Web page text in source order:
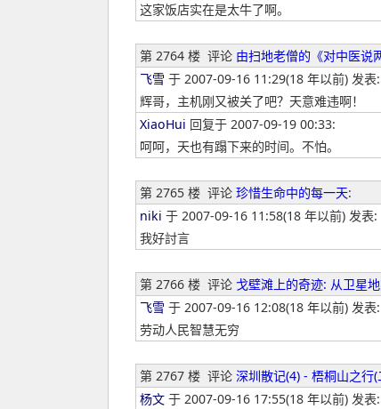
这家饭店实在是太牛了啊。
第 2764 楼 评论 由扫地老僧的《对中医说
飞雪 于 2007-09-16 11:29(18 年以前) 发表:
辉哥，主机刚又被关了吧？天意难违啊！
XiaoHui 回复于 2007-09-19 00:33:
呵呵，天也有蹋下来的时间。不怕。
第 2765 楼 评论 珍惜生命中的每一天:
niki 于 2007-09-16 11:58(18 年以前) 发表:
我好討言
第 2766 楼 评论 戈壁滩上的奇迹: 从卫星
飞雪 于 2007-09-16 12:08(18 年以前) 发表:
劳动人民智慧无穷
第 2767 楼 评论 深圳散记(4) - 梧桐山之行(
杨文 于 2007-09-16 17:55(18 年以前) 发表: